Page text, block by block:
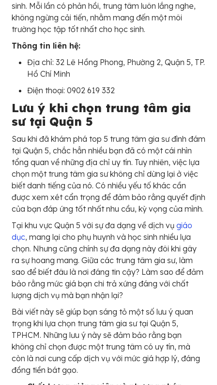
sinh. Mỗi lần có phản hồi, trung tâm luôn lắng nghe,
không ngừng cải tiến, nhằm mang đến một môi
trường học tập tốt nhất cho học sinh.
Thông tin liên hệ:
Địa chỉ: 32 Lê Hồng Phong, Phường 2, Quận 5, TP.
Hồ Chí Minh
Điện thoại: 0902 619 332
Lưu ý khi chọn trung tâm gia
sư tại Quận 5
Sau khi đã khám phá top 5 trung tâm gia sư đình đám
tại Quận 5, chắc hẳn nhiều bạn đã có một cái nhìn
tổng quan về những địa chỉ uy tín. Tuy nhiên, việc lựa
chọn một trung tâm gia sư không chỉ dừng lại ở việc
biết danh tiếng của nó. Có nhiều yếu tố khác cần
được xem xét cẩn trọng để đảm bảo rằng quyết định
của bạn đáp ứng tốt nhất nhu cầu, kỳ vọng của mình.
Tại khu vực Quận 5 với sự đa dạng về dịch vụ giáo
dục, mang lại cho phụ huynh và học sinh nhiều lựa
chọn. Nhưng cũng chính sự đa dạng này đôi khi gây
ra sự hoang mang. Giữa các trung tâm gia sư, làm
sao để biết đâu là nơi đáng tin cậy? Làm sao để đảm
bảo rằng mức giá bạn chi trả xứng đáng với chất
lượng dịch vụ mà bạn nhận lại?
Bài viết này sẽ giúp bạn sáng tỏ một số lưu ý quan
trọng khi lựa chọn trung tâm gia sư tại Quận 5,
TPHCM. Những lưu ý này sẽ đảm bảo rằng bạn
không chỉ chọn được một trung tâm có uy tín, mà
còn là nơi cung cấp dịch vụ với mức giá hợp lý, đáng
đồng tiền bát gạo.